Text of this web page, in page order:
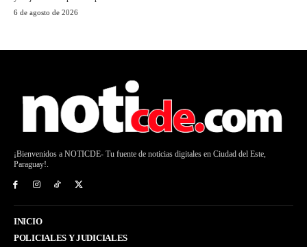
6 de agosto de 2026
¡Bienvenidos a NOTICDE- Tu fuente de noticias digitales en Ciudad del Este,
Paraguay!.
INICIO
POLICIALES Y JUDICIALES